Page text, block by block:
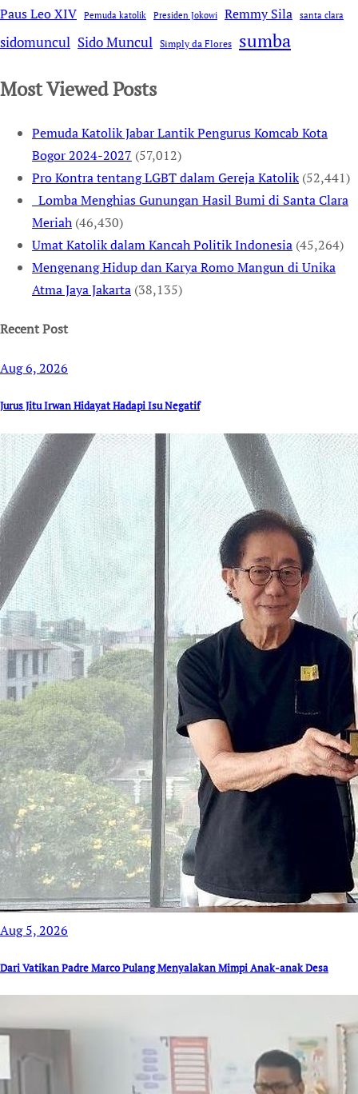
Paus Leo XIV Pemuda katolik Presiden Jokowi Remmy Sila santa clara
sidomuncul Sido Muncul Simply da Flores sumba
Most Viewed Posts
Pemuda Katolik Jabar Lantik Pengurus Komcab Kota
Bogor 2024-2027 (57,012)
Pro Kontra tentang LGBT dalam Gereja Katolik (52,441)
Lomba Menghias Gunungan Hasil Bumi di Santa Clara
Meriah (46,430)
Umat Katolik dalam Kancah Politik Indonesia (45,264)
Mengenang Hidup dan Karya Romo Mangun di Unika
Atma Jaya Jakarta (38,135)
Recent Post
Aug 6, 2026
Jurus Jitu Irwan Hidayat Hadapi Isu Negatif
Aug 5, 2026
Dari Vatikan Padre Marco Pulang Menyalakan Mimpi Anak-anak Desa